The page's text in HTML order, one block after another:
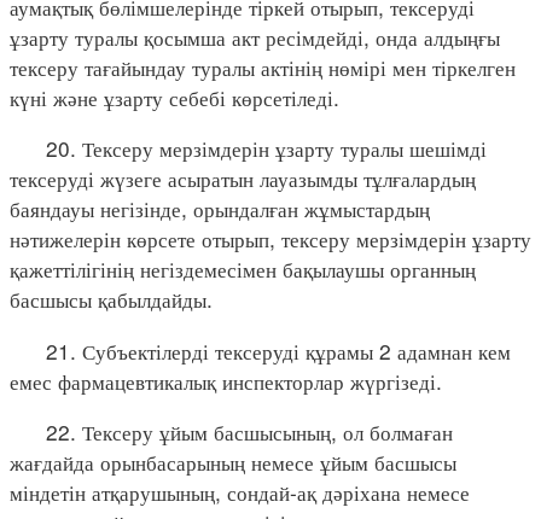
аумақтық бөлімшелерінде тіркей отырып, тексеруді
ұзарту туралы қосымша акт ресімдейді, онда алдыңғы
тексеру тағайындау туралы актінің нөмірі мен тіркелген
күні және ұзарту себебі көрсетіледі.
20. Тексеру мерзімдерін ұзарту туралы шешімді
тексеруді жүзеге асыратын лауазымды тұлғалардың
баяндауы негізінде, орындалған жұмыстардың
нәтижелерін көрсете отырып, тексеру мерзімдерін ұзарту
қажеттілігінің негіздемесімен бақылаушы органның
басшысы қабылдайды.
21. Субъектілерді тексеруді құрамы 2 адамнан кем
емес фармацевтикалық инспекторлар жүргізеді.
22. Тексеру ұйым басшысының, ол болмаған
жағдайда орынбасарының немесе ұйым басшысы
міндетін атқарушының, сондай-ақ дәріхана немесе